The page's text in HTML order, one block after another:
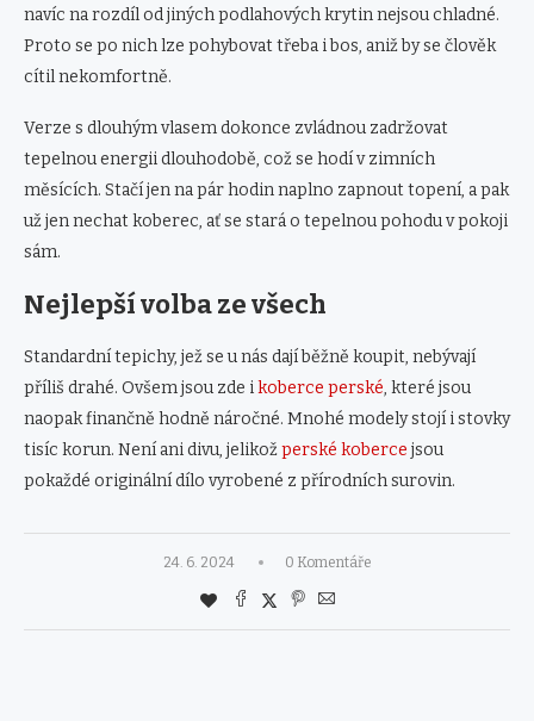
navíc na rozdíl od jiných podlahových krytin nejsou chladné.
Proto se po nich lze pohybovat třeba i bos, aniž by se člověk
cítil nekomfortně.
Verze s dlouhým vlasem dokonce zvládnou zadržovat
tepelnou energii dlouhodobě, což se hodí v zimních
měsících. Stačí jen na pár hodin naplno zapnout topení, a pak
už jen nechat koberec, ať se stará o tepelnou pohodu v pokoji
sám.
Nejlepší volba ze všech
Standardní tepichy, jež se u nás dají běžně koupit, nebývají
příliš drahé. Ovšem jsou zde ikoberce perské, které jsou
naopak finančně hodně náročné. Mnohé modely stojí i stovky
tisíc korun. Není ani divu, jelikožperské koberce jsou
pokaždé originální dílo vyrobené z přírodních surovin.
24. 6. 2024 0 Komentáře